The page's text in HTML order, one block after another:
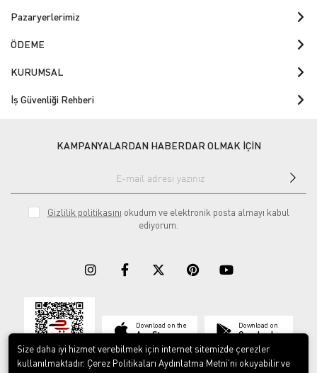
Pazaryerlerimiz
ÖDEME
KURUMSAL
İş Güvenliği Rehberi
KAMPANYALARDAN HABERDAR OLMAK İÇİN
Gizlilik politikasını okudum ve elektronik posta almayı kabul
ediyorum.
Download on the
App Store
Download on
Google play
Size daha iyi hizmet verebilmek için internet sitemizde çerezler
kullanılmaktadır. Çerez Politikaları Aydınlatma Metni’ni okuyabilir ve